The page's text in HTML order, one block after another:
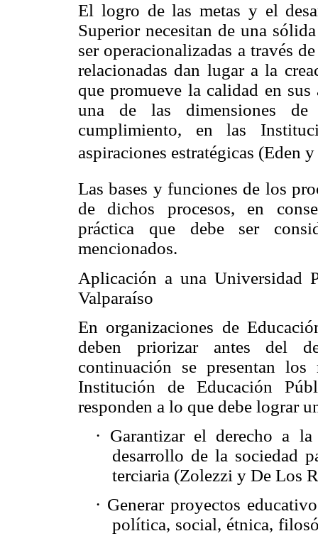
El logro de las metas y el
Superior necesitan de una
ser operacionalizadas a través
relacionadas dan lugar a la
que promueve la calidad en
una de las dimensiones de
cumplimiento, en las
aspiraciones estratégicas
Las bases y funciones de los
de dichos procesos, en
práctica que debe ser
mencionados.
Aplicación a una Universidad
Valparaíso
En organizaciones de
deben priorizar antes del
continuación
se presentan
Institución de Educación
responden a lo que debe lograr
· Garantizar el derecho a
desarrollo de la sociedad
terciaria (Zolezzi y De Los
· Generar proyectos
política, social, étnica,